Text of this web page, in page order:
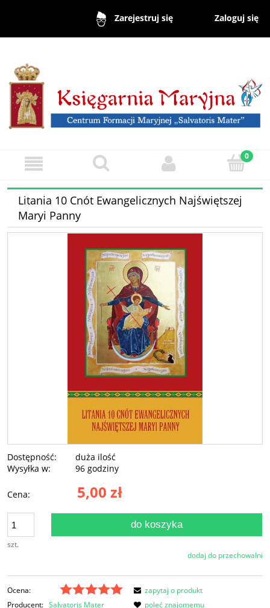
Zarejestruj się Zaloguj się
Litania 10 Cnót Ewangelicznych Najświętszej
Maryi Panny
Dostępność:
duża ilość
Wysyłka w:
96 godziny
Cena: 5,00 zł
szt.
do koszyka
dodaj do przechowalni
Ocena:
Producent: Salvatoris Mater
zapytaj o produkt
poleć znajomemu